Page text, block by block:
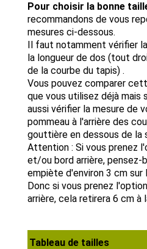
Pour choisir la bonne
recommandons de vous
mesures ci-dessous.
Il faut notamment vérifier
la longueur de dos (tout
de la courbe du tapis) .
Vous pouvez comparer
que vous utilisez déjà mais
aussi vérifier la mesure de
pommeau à l'arrière des
gouttière en dessous de la
Attention : Si vous prenez
et/ou bord arrière, pensez-
empiète d'environ 3 cm sur
Donc si vous prenez
arrière, cela retirera 6 cm à
Tableau de tailles